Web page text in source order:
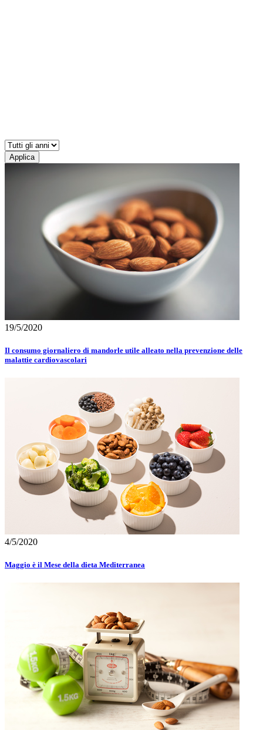
19/5/2020
Il consumo giornaliero di mandorle utile alleato nella prevenzione delle
malattie cardiovascolari
4/5/2020
Maggio è il Mese della dieta Mediterranea